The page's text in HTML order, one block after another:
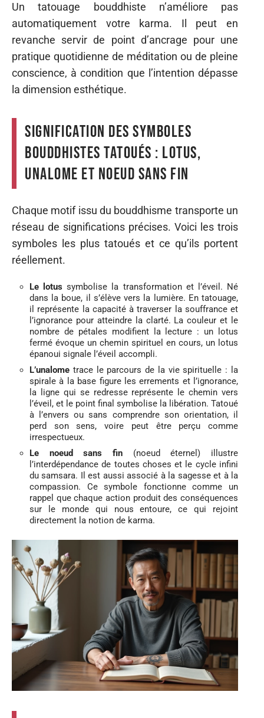
Un tatouage bouddhiste n’améliore pas
automatiquement votre karma. Il peut en
revanche servir de point d’ancrage pour une
pratique quotidienne de méditation ou de pleine
conscience, à condition que l’intention dépasse
la dimension esthétique.
Signification des symboles
bouddhistes tatoués : lotus,
unalome et noeud sans fin
Chaque motif issu du bouddhisme transporte un
réseau de significations précises. Voici les trois
symboles les plus tatoués et ce qu’ils portent
réellement.
Le lotus symbolise la transformation et l’éveil. Né
dans la boue, il s’élève vers la lumière. En tatouage,
il représente la capacité à traverser la souffrance et
l’ignorance pour atteindre la clarté. La couleur et le
nombre de pétales modifient la lecture : un lotus
fermé évoque un chemin spirituel en cours, un lotus
épanoui signale l’éveil accompli.
L’unalome trace le parcours de la vie spirituelle : la
spirale à la base figure les errements et l’ignorance,
la ligne qui se redresse représente le chemin vers
l’éveil, et le point final symbolise la libération. Tatoué
à l’envers ou sans comprendre son orientation, il
perd son sens, voire peut être perçu comme
irrespectueux.
Le noeud sans fin (noeud éternel) illustre
l’interdépendance de toutes choses et le cycle infini
du samsara. Il est aussi associé à la sagesse et à la
compassion. Ce symbole fonctionne comme un
rappel que chaque action produit des conséquences
sur le monde qui nous entoure, ce qui rejoint
directement la notion de karma.